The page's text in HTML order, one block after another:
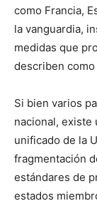
como Francia,
la vanguardia,
medidas que
describen
Si bien varios
nacional, existe
unificado de la
fragmentación
estándares de
estados